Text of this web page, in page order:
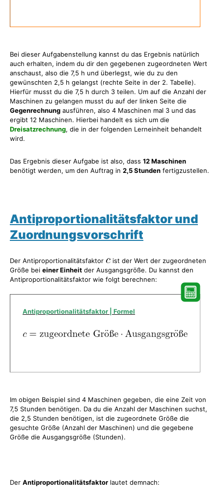
Bei dieser Aufgabenstellung kannst du das Ergebnis natürlich
auch erhalten, indem du dir den gegebenen zugeordneten Wert
anschaust, also die 7,5 h und überlegst, wie du zu den
gewünschten 2,5 h gelangst (rechte Seite in der 2. Tabelle).
Hierfür musst du die 7,5 h durch 3 teilen. Um auf die Anzahl der
Maschinen zu gelangen musst du auf der linken Seite die
Gegenrechnung ausführen, also 4 Maschinen mal 3 und das
ergibt 12 Maschinen. Hierbei handelt es sich um die
Dreisatzrechnung, die in der folgenden Lerneinheit behandelt
wird.
Das Ergebnis dieser Aufgabe ist also, dass 12 Maschinen
benötigt werden, um den Auftrag in 2,5 Stunden fertigzustellen.
Antiproportionalitätsfaktor und
Zuordnungsvorschrift
Der Antiproportionalitätsfaktor
ist der Wert der zugeordneten
Größe bei einer Einheit der Ausgangsgröße. Du kannst den
Antiproportionalitätsfaktor wie folgt berechnen:
Antiproportionalitätsfaktor | Formel
Im obigen Beispiel sind 4 Maschinen gegeben, die eine Zeit von
7,5 Stunden benötigen. Da du die Anzahl der Maschinen suchst,
die 2,5 Stunden benötigen, ist die zugeordnete Größe die
gesuchte Größe (Anzahl der Maschinen) und die gegebene
Größe die Ausgangsgröße (Stunden).
Der Antiproportionalitätsfaktor lautet demnach: